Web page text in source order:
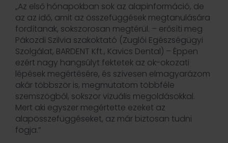
„Az első hónapokban sok az alapinformáció, de
az az idő, amit az összefüggések megtanulására
fordítanak, sokszorosan megtérül. – erősíti meg
Pákozdi Szilvia szakoktató (Zuglói Egészségügyi
Szolgálat, BARDENT Kft., Kavics Dental) – Éppen
ezért nagy hangsúlyt fektetek az ok-okozati
lépések megértésére, és szívesen elmagyarázom
akár többször is, megmutatom többféle
szemszögből, sokszor vizuális megoldásokkal.
Mert aki egyszer megértette ezeket az
alapösszefüggéseket, az már biztosan tudni
fogja.”